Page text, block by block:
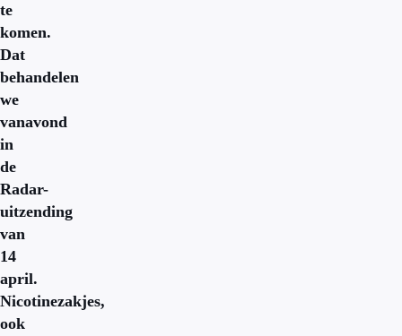
te
komen.
Dat
behandelen
we
vanavond
in
de
Radar-
uitzending
van
14
april.
Nicotinezakjes,
ook